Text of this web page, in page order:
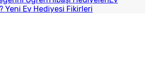
Yeni Ev Hediyesi Fikirleri